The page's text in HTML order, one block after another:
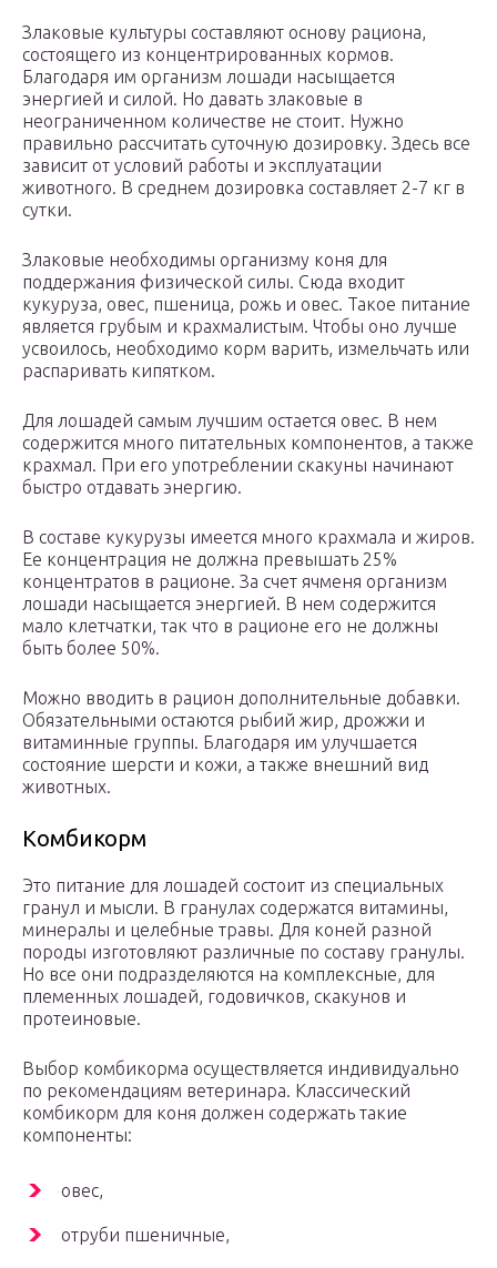
Злаковые культуры составляют основу рациона,
состоящего из концентрированных кормов.
Благодаря им организм лошади насыщается
энергией и силой. Но давать злаковые в
неограниченном количестве не стоит. Нужно
правильно рассчитать суточную дозировку. Здесь все
зависит от условий работы и эксплуатации
животного. В среднем дозировка составляет 2-7 кг в
сутки.
Злаковые необходимы организму коня для
поддержания физической силы. Сюда входит
кукуруза, овес, пшеница, рожь и овес. Такое питание
является грубым и крахмалистым. Чтобы оно лучше
усвоилось, необходимо корм варить, измельчать или
распаривать кипятком.
Для лошадей самым лучшим остается овес. В нем
содержится много питательных компонентов, а также
крахмал. При его употреблении скакуны начинают
быстро отдавать энергию.
В составе кукурузы имеется много крахмала и жиров.
Ее концентрация не должна превышать 25%
концентратов в рационе. За счет ячменя организм
лошади насыщается энергией. В нем содержится
мало клетчатки, так что в рационе его не должны
быть более 50%.
Можно вводить в рацион дополнительные добавки.
Обязательными остаются рыбий жир, дрожжи и
витаминные группы. Благодаря им улучшается
состояние шерсти и кожи, а также внешний вид
животных.
Комбикорм
Это питание для лошадей состоит из специальных
гранул и мысли. В гранулах содержатся витамины,
минералы и целебные травы. Для коней разной
породы изготовляют различные по составу гранулы.
Но все они подразделяются на комплексные, для
племенных лошадей, годовичков, скакунов и
протеиновые.
Выбор комбикорма осуществляется индивидуально
по рекомендациям ветеринара. Классический
комбикорм для коня должен содержать такие
компоненты:
овес,
отруби пшеничные,